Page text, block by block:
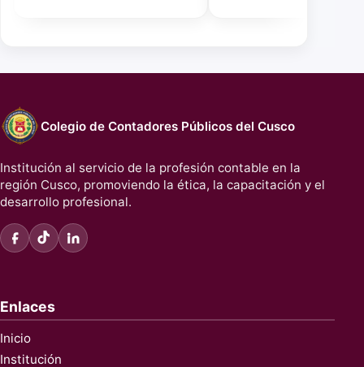
Colegio de Contadores Públicos del Cusco
Institución al servicio de la profesión contable en la
región Cusco, promoviendo la ética, la capacitación y el
desarrollo profesional.
Enlaces
Inicio
Institución